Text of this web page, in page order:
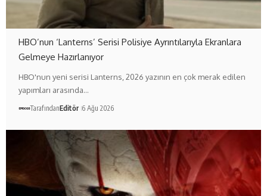
HBO’nun ‘Lanterns’ Serisi Polisiye Ayrıntılarıyla Ekranlara
Gelmeye Hazırlanıyor
HBO'nun yeni serisi Lanterns, 2026 yazının en çok merak edilen
yapımları arasında…
TarafındanEditör 6 Ağu 2026